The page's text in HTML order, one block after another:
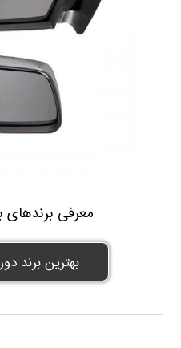
معرفی برندهای
بهترین برند